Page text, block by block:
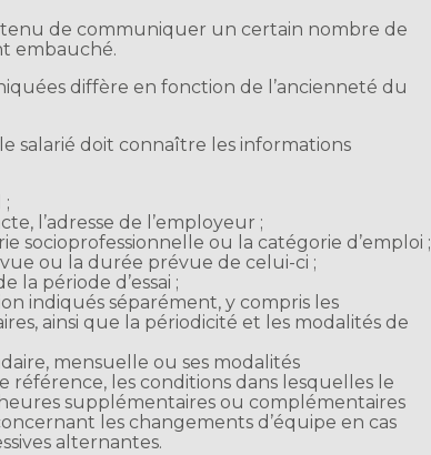
tenu de communiquer un certain nombre de
embauché.
diffère en fonction de l’ancienneté du
salarié doit connaître les informations
;
l’adresse de l’employeur ;
socioprofessionnelle ou la catégorie d’emploi ;
ou la durée prévue de celui-ci ;
la période d’essai ;
indiqués séparément, y compris les
ainsi que la périodicité et les modalités de
mensuelle ou ses modalités
les conditions dans lesquelles le
supplémentaires ou complémentaires
les changements d’équipe en cas
alternantes.